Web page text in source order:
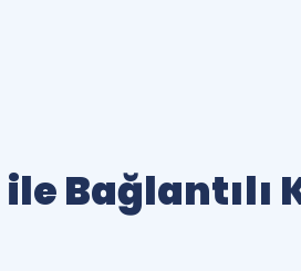
ile Bağlantılı